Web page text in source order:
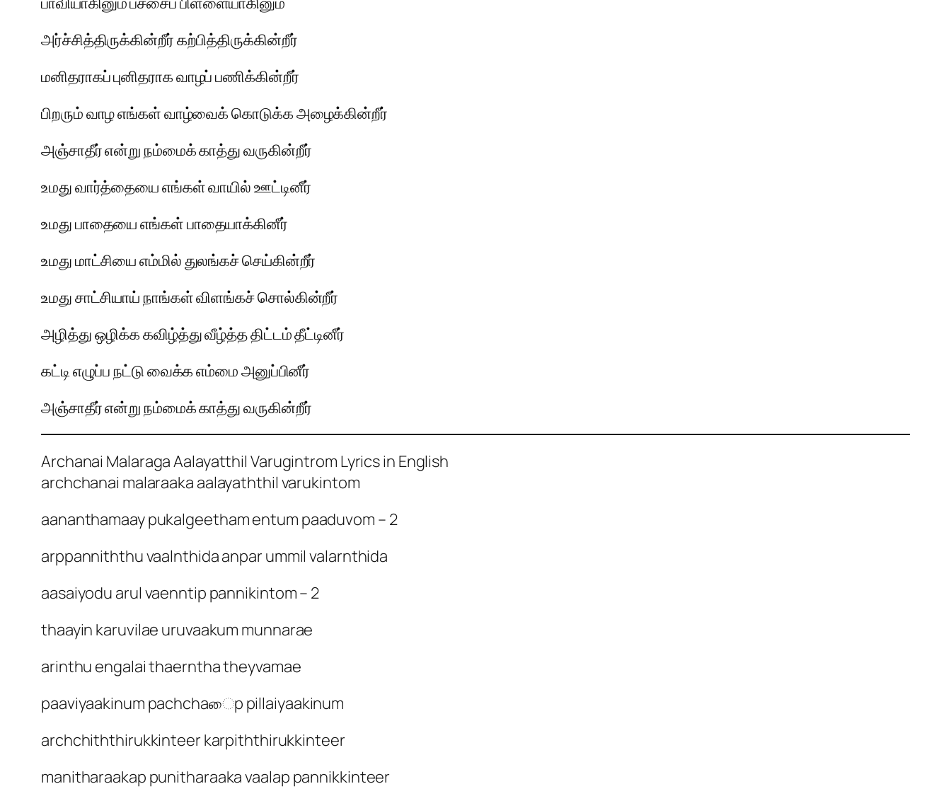
அர்ச்சித்திருக்கின்றீர் கற்பித்திருக்கின்றீர்
மனிதராகப் புனிதராக வாழப் பணிக்கின்றீர்
பிறரும் வாழ எங்கள் வாழ்வைக் கொடுக்க அழைக்கின்றீர்
அஞ்சாதீர் என்று நம்மைக் காத்து வருகின்றீர்
உமது வார்த்தையை எங்கள் வாயில் ஊட்டினீர்
உமது பாதையை எங்கள் பாதையாக்கினீர்
உமது மாட்சியை எம்மில் துலங்கச் செய்கின்றீர்
உமது சாட்சியாய் நாங்கள் விளங்கச் சொல்கின்றீர்
அழித்து ஒழிக்க கவிழ்த்து வீழ்த்த திட்டம் தீட்டினீர்
கட்டி எழுப்ப நட்டு வைக்க எம்மை அனுப்பினீர்
அஞ்சாதீர் என்று நம்மைக் காத்து வருகின்றீர்
Archanai Malaraga Aalayatthil Varugintrom Lyrics in English
archchanai malaraaka aalayaththil varukintom
aananthamaay pukalgeetham entum paaduvom – 2
arppanniththu vaalnthida anpar ummil valarnthida
aasaiyodu arul vaenntip pannikintom – 2
thaayin karuvilae uruvaakum munnarae
arinthu engalai thaerntha theyvamae
paaviyaakinum pachchaைp pillaiyaakinum
archchiththirukkinteer karpiththirukkinteer
manitharaakap punitharaaka vaalap pannikkinteer